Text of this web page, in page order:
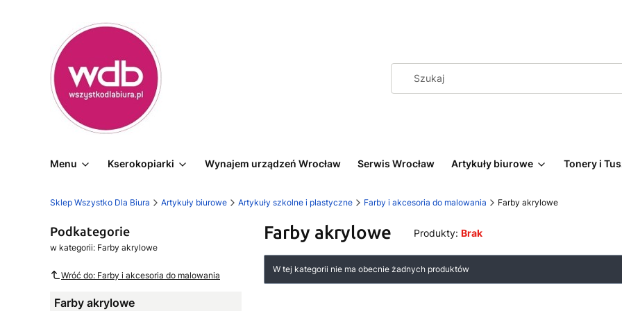
Menu Kserokopiarki Wynajem urządzeń Wrocław Serwis Wrocław Artykuły biurowe Tonery i
Sklep Wszystko Dla Biura Artykuły biurowe Artykuły szkolne i plastyczne Farby i akcesoria do malowania Farby akrylowe
Podkategorie
w kategorii: Farby akrylowe
Wróć do: Farby i akcesoria do malowania
Farby akrylowe
Farby akrylowe Produkty: Brak
Lista produktów
W tej kategorii nie ma obecnie żadnych produktów